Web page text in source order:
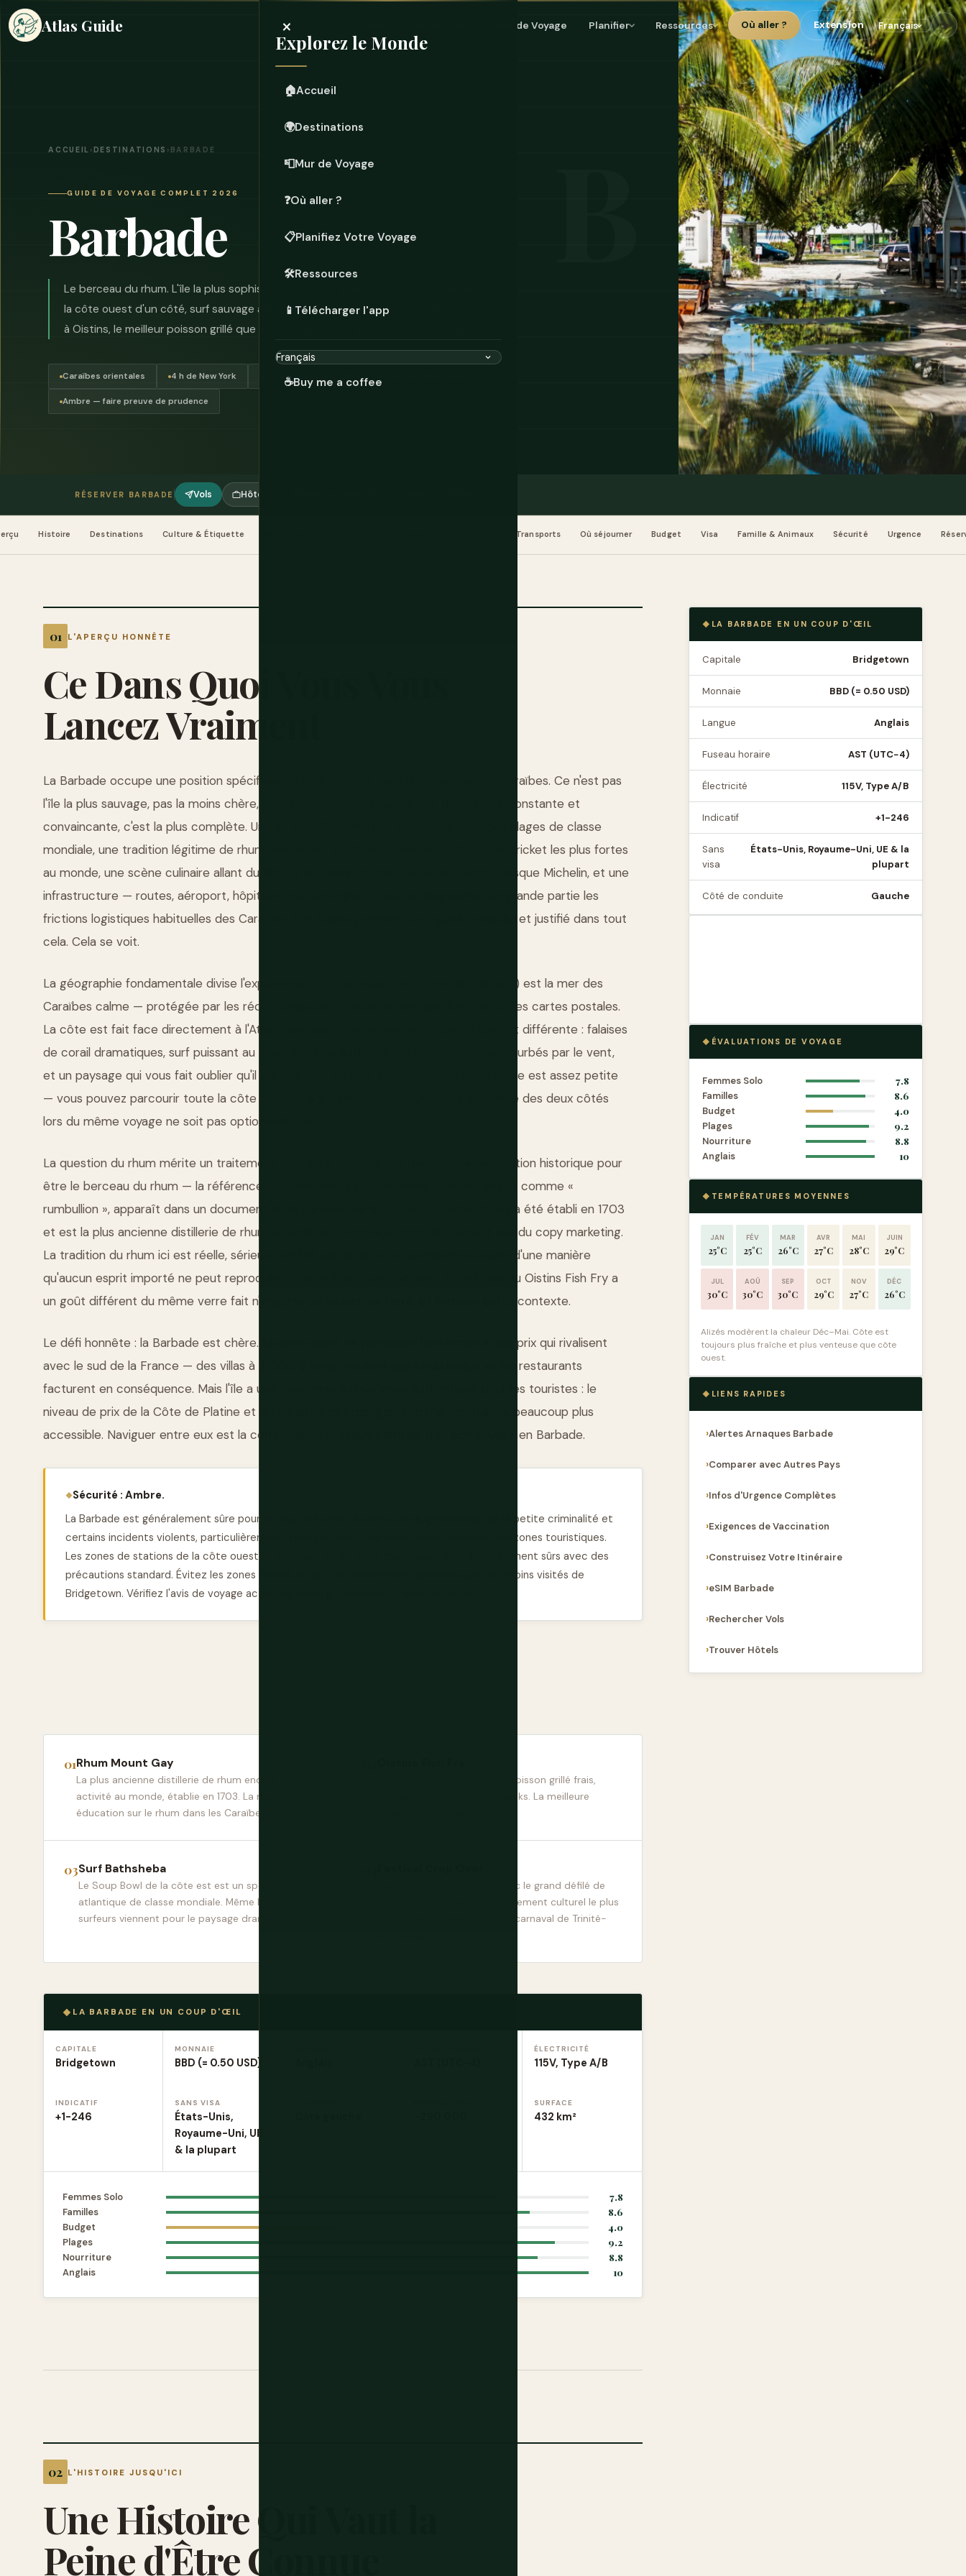
Atlas Guide Mur de Voyage Planifier Ressources Où aller ? Extension ☕
×
Explorez le Monde
🏠Accueil
🌍Destinations
📮Mur de Voyage
❓Où aller ?
📋Planifiez Votre Voyage
🛠️Ressources
📱 Télécharger l'app
☕Buy me a coffee
ACCUEIL ›DESTINATIONS › BARBADE
GUIDE DE VOYAGE COMPLET 2026
Barbade
Le berceau du rhum. L'île la plus sophistiquée des Caraïbes. Turquoise calme de
la côte ouest d'un côté, surf sauvage atlantique de l'autre, et les vendredis soirs
à Oistins, le meilleur poisson grillé que vous mangerez n'importe où dans la région.
Caraïbes orientales 4 h de New York Dollar barbadien (BBD)
Ambre — faire preuve de prudence
RÉSERVER BARBADE Vols Hôtels
Histoire Destinations Culture & Étiquette Transports Où séjourner Budget Visa Famille & Animaux Sécurité Urgence
L'APERÇU HONNÊTE
CeDansQuoi
LancezVraiment
La Barbade occupe une position spécifique et bien méritée dans la hiérarchie des Caraïbes. Ce n'est pas
l'île la plus sauvage, pas la moins chère, pas la plus isolée. Ce qu'elle est, de manière constante et
convaincante, c'est la plus complète. Une île de 432 kilomètres carrés qui offre des plages de classe
mondiale, une tradition légitime de rhum remontant à 375 ans, l'une des cultures de cricket les plus fortes
au monde, une scène culinaire allant du fish fry du vendredi soir à la haute cuisine presque Michelin, et une
infrastructure — routes, aéroport, hôpitaux, tout en anglais — qui fait disparaître en grande partie les
frictions logistiques habituelles des Caraïbes. Les Bajans prennent un orgueil tranquille et justifié dans tout
cela. Cela se voit.
La géographie fondamentale divise l'expérience : la côte ouest (la « Côte de Platine ») est la mer des
Caraïbes calme — protégée par les récifs, turquoise, chaude, le bleu que l'on voit sur les cartes postales.
La côte est fait face directement à l'Atlantique, avec une personnalité complètement différente : falaises
de corail dramatiques, surf puissant au Soup Bowl de Bathsheba, arbres casuarinas courbés par le vent,
et un paysage qui vous fait oublier qu'il y a des villas de luxe à 20 minutes à l'ouest. L'île est assez petite
— vous pouvez parcourir toute la côte en deux à trois heures — pour que l'expérience des deux côtés
lors du même voyage ne soit pas optionnelle, c'est le but.
La question du rhum mérite un traitement direct. La Barbade a la meilleure revendication historique pour
être le berceau du rhum — la référence documentée la plus ancienne à l'esprit, écrite comme «
rumbullion », apparaît dans un document de la Barbade de 1647. Le rhum Mount Gay a été établi en 1703
et est la plus ancienne distillerie de rhum en activité continue au monde. Ce n'est pas du copy marketing.
La tradition du rhum ici est réelle, sérieuse, et fait partie de la vie quotidienne bajane d'une manière
qu'aucun esprit importé ne peut reproduire. Un punch au rhum fait avec Mount Gay au Oistins Fish Fry a
un goût différent du même verre fait n'importe où ailleurs sur terre, et la raison est le contexte.
Le défi honnête : la Barbade est chère. La côte ouest en particulier fonctionne à des prix qui rivalisent
avec le sud de la France — des villas à 2 000 $ la nuit ne sont pas inhabituelles et les restaurants
facturent en conséquence. Mais l'île a une économie à deux voies authentique pour les touristes : le
niveau de prix de la Côte de Platine et le niveau de prix manger-comme-les-Bajans, beaucoup plus
accessible. Naviguer entre eux est la compétence pratique centrale d'un bon voyage en Barbade.
Sécurité : Ambre.
La Barbade est généralement sûre pour les touristes mais a connu une augmentation de la petite criminalité et
certains incidents violents, particulièrement à Bridgetown et dans les zones éloignées des zones touristiques.
Les zones de stations de la côte ouest, la côte sud, et les sites touristiques sont généralement sûrs avec des
précautions standard. Évitez les zones isolées la nuit, particulièrement dans les quartiers moins visités de
Bridgetown. Vérifiez l'avis de voyage actuel de votre gouvernement avant le départ.
Rhum Mount Gay
La plus ancienne distillerie de rhum encore en
activité au monde, établie en 1703. La meilleure
éducation sur le rhum dans les Caraïbes.
Vendredis et samedis soirs. Poisson grillé frais,
tourte au macaroni, bière Banks. La meilleure
Surf Bathsheba
Le Soup Bowl de la côte est est un spot de surf
atlantique de classe mondiale. Même les non-
surfeurs viennent pour le paysage dramatique.
De juin à août, culminant avec le grand défilé de
costumes Kadooment. L'événement culturel le plus
joyeux des Caraïbes après le carnaval de Trinité-
LA BARBADE EN UN COUP D'ŒIL
CAPITALE
Bridgetown
MONNAIE
BBD (= 0.50 USD)
ÉLECTRICITÉ
115V, Type A/B
INDICATIF
+1-246
SANS VISA
États-Unis,
Royaume-Uni, UE
& la plupart
SURFACE
432 km²
Femmes Solo
7.8
Familles
8.6
Budget
4.0
Plages
9.2
Nourriture
8.8
Anglais
10
L'HISTOIRE JUSQU'ICI
UneHistoireQui
Peined'ÊtreConnue
LA BARBADE EN UN COUP D'ŒIL
Capitale Bridgetown
Monnaie BBD (= 0.50 USD)
Langue Anglais
Fuseau horaire AST (UTC−4)
Électricité 115V, Type A/B
Indicatif +1-246
Sans
visa
États-Unis, Royaume-Uni, UE & la
plupart
Côté de conduite Gauche
ÉVALUATIONS DE VOYAGE
Femmes Solo
7.8
Familles
8.6
Budget
4.0
Plages
9.2
Nourriture
8.8
Anglais
10
TEMPÉRATURES MOYENNES
JAN
25°C
FÉV
25°C
MAR
26°C
AVR
27°C
MAI
28°C
JUIN
29°C
JUL
30°C
AOÛ
30°C
SEP
30°C
OCT
29°C
NOV
27°C
DÉC
26°C
Alizés modèrent la chaleur Déc–Mai. Côte est
toujours plus fraîche et plus venteuse que côte
ouest.
LIENS RAPIDES
Alertes Arnaques Barbade
Comparer avec Autres Pays
Infos d'Urgence Complètes
Exigences de Vaccination
Construisez Votre Itinéraire
eSIM Barbade
Rechercher Vols
Trouver Hôtels